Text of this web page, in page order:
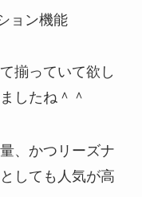
ョン機能
揃っていて欲し
したね＾＾
、かつリーズナ
しても人気が高